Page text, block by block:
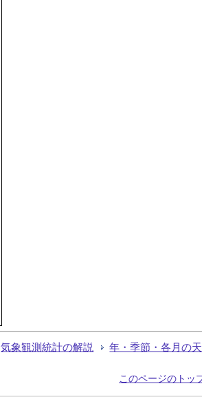
気象観測統計の解説 年・季節・各月の
このページのトッ